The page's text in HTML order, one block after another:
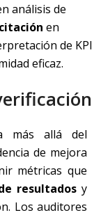
análisis de
en
de KPI
eficaz.
más allá del
de mejora
métricas que
resultados y
Los auditores